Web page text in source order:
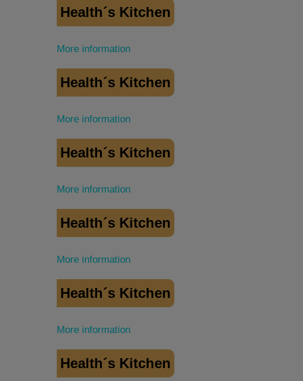
Health´s Kitchen
More information
Health´s Kitchen
More information
Health´s Kitchen
More information
Health´s Kitchen
More information
Health´s Kitchen
More information
Health´s Kitchen